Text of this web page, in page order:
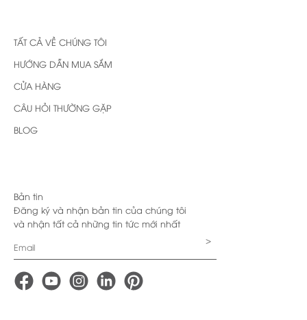
TẤT CẢ VỀ CHÚNG TÔI
HƯỚNG DẪN MUA SẮM
CỬA HÀNG
CÂU HỎI THƯỜNG GẶP
BLOG
Bản tin
Đăng ký và nhận bản tin của chúng tôi
và nhận tất cả những tin tức mới nhất